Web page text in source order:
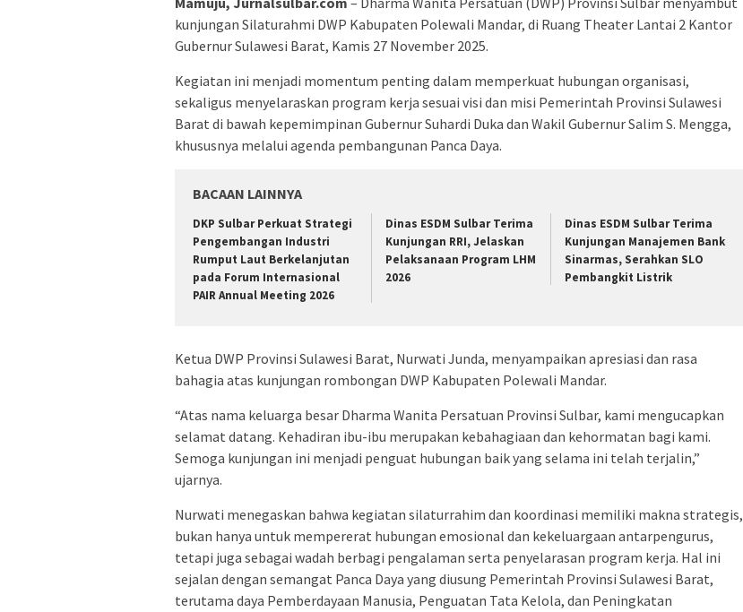
kunjungan Silaturahmi DWP Kabupaten Polewali Mandar, di Ruang Theater Lantai 2 Kantor
Gubernur Sulawesi Barat, Kamis 27 November 2025.
Kegiatan ini menjadi momentum penting dalam memperkuat hubungan organisasi,
sekaligus menyelaraskan program kerja sesuai visi dan misi Pemerintah Provinsi Sulawesi
Barat di bawah kepemimpinan Gubernur Suhardi Duka dan Wakil Gubernur Salim S. Mengga,
khususnya melalui agenda pembangunan Panca Daya.
BACAAN LAINNYA
DKP Sulbar Perkuat Strategi
Pengembangan Industri
Rumput Laut Berkelanjutan
pada Forum Internasional
PAIR Annual Meeting 2026
Dinas ESDM Sulbar Terima
Kunjungan RRI, Jelaskan
Pelaksanaan Program LHM
2026
Dinas ESDM Sulbar Terima
Kunjungan Manajemen Bank
Sinarmas, Serahkan SLO
Pembangkit Listrik
Ketua DWP Provinsi Sulawesi Barat, Nurwati Junda, menyampaikan apresiasi dan rasa
bahagia atas kunjungan rombongan DWP Kabupaten Polewali Mandar.
“Atas nama keluarga besar Dharma Wanita Persatuan Provinsi Sulbar, kami mengucapkan
selamat datang. Kehadiran ibu-ibu merupakan kebahagiaan dan kehormatan bagi kami.
Semoga kunjungan ini menjadi penguat hubungan baik yang selama ini telah terjalin,”
ujarnya.
Nurwati menegaskan bahwa kegiatan silaturrahim dan koordinasi memiliki makna strategis,
bukan hanya untuk mempererat hubungan emosional dan kekeluargaan antarpengurus,
tetapi juga sebagai wadah berbagi pengalaman serta penyelarasan program kerja. Hal ini
sejalan dengan semangat Panca Daya yang diusung Pemerintah Provinsi Sulawesi Barat,
terutama daya Pemberdayaan Manusia, Penguatan Tata Kelola, dan Peningkatan